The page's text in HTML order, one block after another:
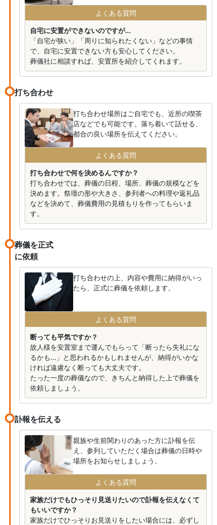
よくある質問
自宅に安置ができないのですが...
「自宅が狭い」「周りに知られたくない」などの事情
で、自宅に安置できない方も安心してください。
葬儀社に相談すれば、安置所を紹介してくれます。
打ち合わせ
打ち合わせ場所はご自宅でも、近所の喫茶
店などでも可能です。落ち着いて話せる、
都合の良い場所を伝えてください。
よくある質問
打ち合わせで何を決めるんですか？
打ち合わせでは、葬儀の日程、場所、葬儀の規模などを
決めます。祭壇の形や大きさ、参列者への料理や返礼品
などを決めて、葬儀費用の見積もりを作ってもらいま
す。
葬儀を正式
に依頼
打ち合わせの上、内容や費用に納得がいっ
たら、正式に葬儀を依頼します。
よくある質問
断っても平気ですか？
故人様を安置室まで運んでもらって「断ったら失礼にな
るかも...」と思われるかもしれませんが、納得がいかな
ければ遠慮なく断っても大丈夫です。
たった一度の葬儀なので、きちんと納得した上で葬儀を
依頼しましょう。
訃報を伝える
親族や生前関わりのあった方に訃報を伝
え、参列していただく場合は葬儀の日時や
場所をお知らせしましょう。
よくある質問
家族だけでもひっそり見送りたいので訃報を伝えなくて
もいいですか？
家族だけでひっそりお見送りをしたい場合には、必ずし